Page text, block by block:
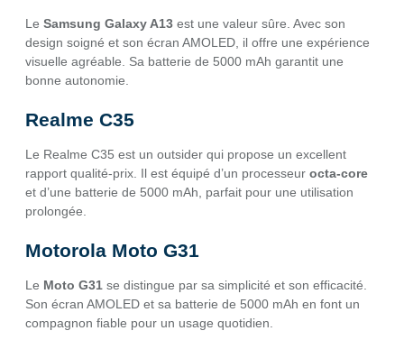
Le Samsung Galaxy A13 est une valeur sûre. Avec son
design soigné et son écran AMOLED, il offre une expérience
visuelle agréable. Sa batterie de 5000 mAh garantit une
bonne autonomie.
Realme C35
Le Realme C35 est un outsider qui propose un excellent
rapport qualité-prix. Il est équipé d’un processeur octa-core
et d’une batterie de 5000 mAh, parfait pour une utilisation
prolongée.
Motorola Moto G31
Le Moto G31 se distingue par sa simplicité et son efficacité.
Son écran AMOLED et sa batterie de 5000 mAh en font un
compagnon fiable pour un usage quotidien.